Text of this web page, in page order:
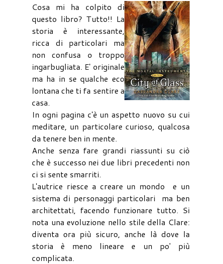
Cosa mi ha colpito di
questo libro? Tutto!! La
storia è interessante,
ricca di particolari ma
non confusa o troppo
ingarbugliata. E' originale
ma ha in se qualche eco
lontana che ti fa sentire a
casa.
In ogni pagina c'è un aspetto nuovo su cui
meditare, un particolare curioso, qualcosa
da tenere ben in mente.
Anche senza fare grandi riassunti su ciò
che è successo nei due libri precedenti non
ci si sente smarriti.
L'autrice riesce a creare un mondo e un
sistema di personaggi particolari ma ben
architettati, facendo funzionare tutto. Si
nota una evoluzione nello stile della Clare:
diventa ora più sicuro, anche là dove la
storia è meno lineare e un po' più
complicata.